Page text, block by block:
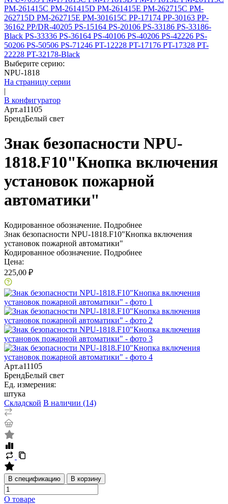
PM-261415C PM-261415D PM-261415E PM-262715C PM-
262715D PM-262715E PM-301615C PP-17174 PP-30163 PP-
36162 PP/DR-40205 PS-15164 PS-20106 PS-33186 PS-33186-
Black PS-33336 PS-36164 PS-40106 PS-40206 PS-42226 PS-
50206 PS-50506 PS-71246 PT-12228 PT-17176 PT-17328 PT-
22228 PT-32178-Black
Выберите серию:
NPU-1818
На страницу серии
|
В конфигуратор
Арт.a11105
БрендБелый свет
Знак безопасности NPU-
1818.F10"Кнопка включения
установок пожарной
автоматики"
Кодированное обозначение. Подробнее
Знак безопасности NPU-1818.F10"Кнопка включения
установок пожарной автоматики"
Кодированное обозначение. Подробнее
Цена:
225,00 ₽
Арт.a11105
БрендБелый свет
Ед. измерения:
штука
Складской В наличии (14)
В спецификацию В корзину
О товаре